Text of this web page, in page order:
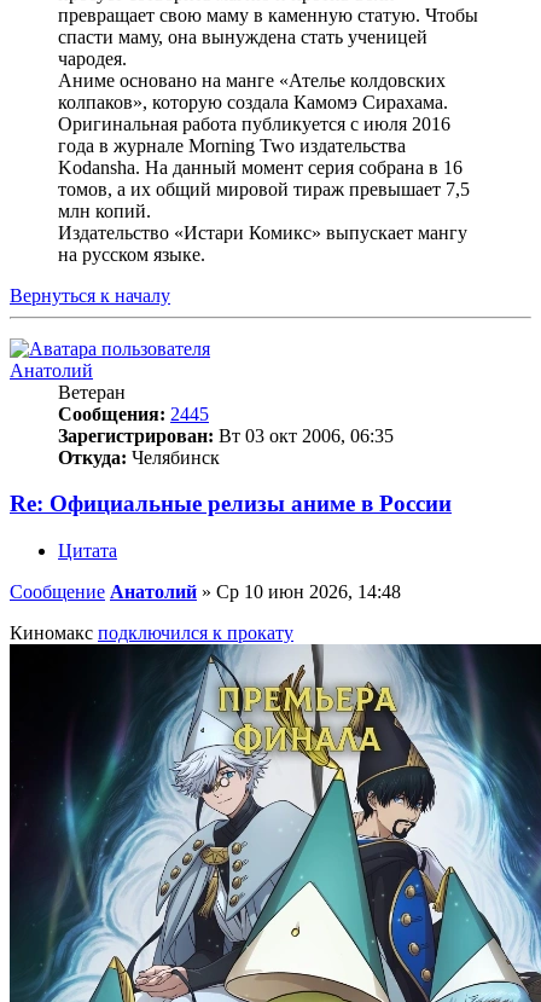
превращает свою маму в каменную статую. Чтобы
спасти маму, она вынуждена стать ученицей
чародея.
Аниме основано на манге «Ателье колдовских
колпаков», которую создала Камомэ Сирахама.
Оригинальная работа публикуется с июля 2016
года в журнале Morning Two издательства
Kodansha. На данный момент серия собрана в 16
томов, а их общий мировой тираж превышает 7,5
млн копий.
Издательство «Истари Комикс» выпускает мангу
на русском языке.
Вернуться к началу
Анатолий
Ветеран
Сообщения: 2445
Зарегистрирован: Вт 03 окт 2006, 06:35
Откуда: Челябинск
Re: Официальные релизы аниме в России
Цитата
Сообщение Анатолий » Ср 10 июн 2026, 14:48
Киномакс подключился к прокату